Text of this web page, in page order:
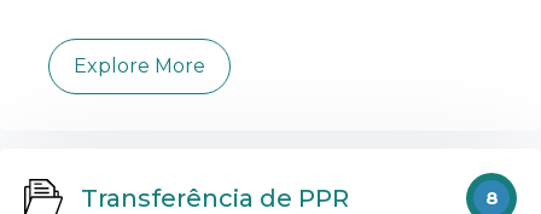
Explore More
Transferência de PPR 8